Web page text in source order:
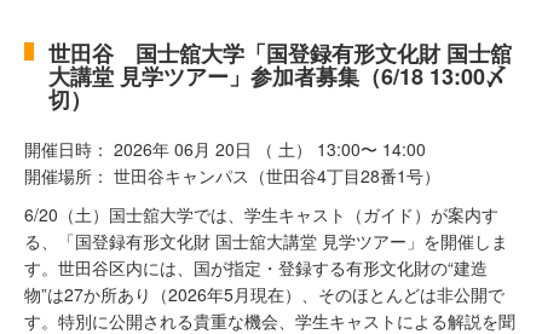
世田谷 国士舘大学「国登録有形文化財 国士舘
大講堂 見学ツアー」参加者募集（6/18 13:00〆
切）
開催日時： 2026年 06月 20日 （ 土） 13:00〜 14:00
開催場所： 世田谷キャンパス（世田谷4丁目28番1号）
6/20（土）国士舘大学では、学生キャスト（ガイド）が案内す
る、「国登録有形文化財 国士舘大講堂 見学ツアー」を開催しま
す。世田谷区内には、国が指定・登録する有形文化財の“建造
物”は27か所あり（2026年5月現在）、そのほとんどは非公開で
す。特別に公開される貴重な機会、学生キャストによる解説を聞